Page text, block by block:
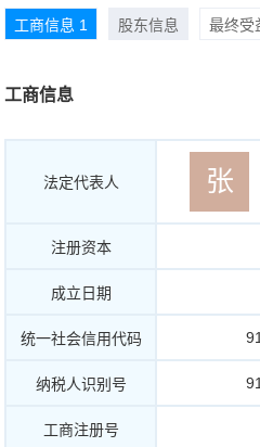
工商信息 1 股东信息 最终受
工商信息
法定代表人 张
注册资本
成立日期
统一社会信用代码
纳税人识别号
工商注册号